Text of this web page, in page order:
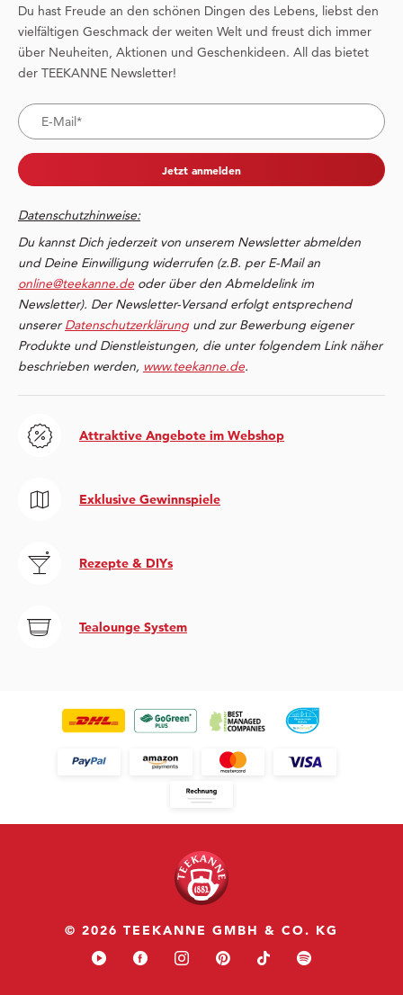
Du hast Freude an den schönen Dingen des Lebens, liebst den
vielfältigen Geschmack der weiten Welt und freust dich immer
über Neuheiten, Aktionen und Geschenkideen. All das bietet
der TEEKANNE Newsletter!
Jetzt anmelden
Datenschutzhinweise:
Du kannst Dich jederzeit von unserem Newsletter abmelden
und Deine Einwilligung widerrufen (z.B. per E-Mail an
online@teekanne.de oder über den Abmeldelink im
Newsletter). Der Newsletter-Versand erfolgt entsprechend
unsererDatenschutzerklärung und zur Bewerbung eigener
Produkte und Dienstleistungen, die unter folgendem Link näher
beschrieben werden, www.teekanne.de.
Attraktive Angebote im Webshop
Exklusive Gewinnspiele
Rezepte & DIYs
Tealounge System
© 2026 TEEKANNE GMBH & CO. KG